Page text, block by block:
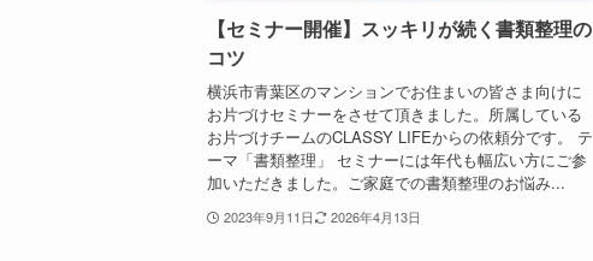
【セミナー開催】スッキリが続く書類整理の
コツ
横浜市青葉区のマンションでお住まいの皆さま向けに
お片づけセミナーをさせて頂きました。所属している
お片づけチームのCLASSY LIFEからの依頼分です。 テ
ーマ「書類整理」 セミナーには年代も幅広い方にご参
加いただきました。ご家庭での書類整理のお悩み...
2023年9月11日 2026年4月13日